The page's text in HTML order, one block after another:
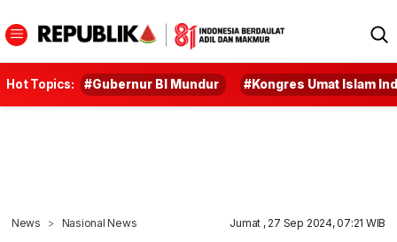
Hot Topics: #Gubernur BI Mundur #Kongres Umat Islam
News Nasional News Jumat , 27 Sep 2024, 07:21 WIB